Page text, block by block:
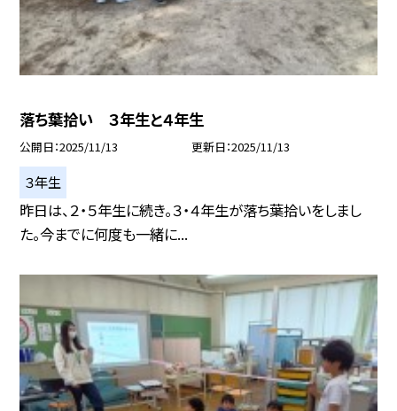
落ち葉拾い ３年生と４年生
公開日 2025/11/13 更新日 2025/11/13
３年生
昨日は、２・５年生に続き。３・４年生が落ち葉拾いをしまし
た。今までに何度も一緒に...